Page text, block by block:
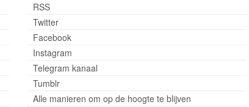
RSS
Twitter
Facebook
Instagram
Telegram kanaal
Tumblr
Alle manieren om op de hoogte te blijven